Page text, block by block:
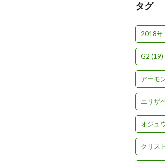
タグ
2018年
G2 (19)
アーモ
エリザ
オジュ
クリス